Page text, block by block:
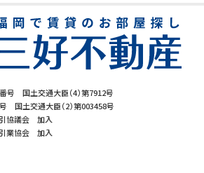
号 国土交通大臣（4）第7912号
国土交通大臣（2）第003458号
引協議会 加入
引業協会 加入